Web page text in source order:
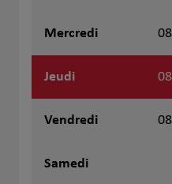
Mercredi
Jeudi
Vendredi
Samedi